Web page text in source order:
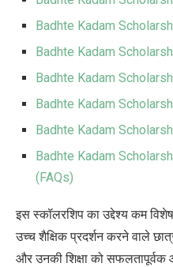
Badhte Kadam
Badhte Kadam
Badhte Kadam
Badhte Kadam
Badhte Kadam
Badhte Kadam
(FAQs)
इस स्कॉलरशिप का उद्देश्य कम
उच्च शैक्षिक प्रदर्शन करने वाले
और उनकी शिक्षा को